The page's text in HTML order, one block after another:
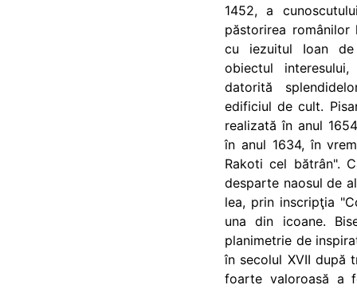
1452, a
păstorirea
cu iezuitul Ioan de
obiectul
datorită
edificiul de cult.
realizată în anul
în anul 1634, în
Rakoti cel bătrân".
desparte naosul de
lea, prin inscripţia
una din icoane.
planimetrie de
în secolul XVII după
foarte valoroasă a